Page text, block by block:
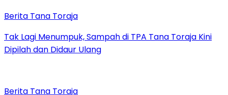
Berita Tana Toraja
Tak Lagi Menumpuk, Sampah di TPA Tana Toraja Kini
Dipilah dan Didaur Ulang
Berita Tana Toraja